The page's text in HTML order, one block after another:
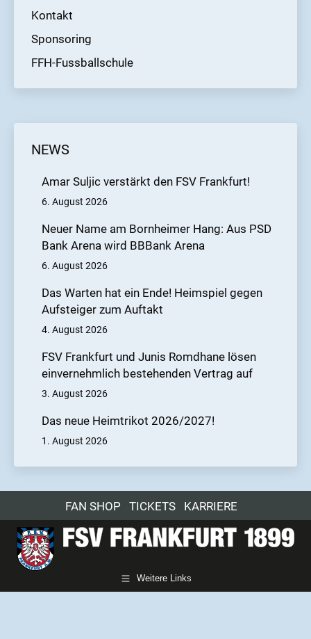
Kontakt
Sponsoring
FFH-Fussballschule
NEWS
Amar Suljic verstärkt den FSV Frankfurt!
6. August 2026
Neuer Name am Bornheimer Hang: Aus PSD
Bank Arena wird BBBank Arena
6. August 2026
Das Warten hat ein Ende! Heimspiel gegen
Aufsteiger zum Auftakt
4. August 2026
FSV Frankfurt und Junis Romdhane lösen
einvernehmlich bestehenden Vertrag auf
3. August 2026
Das neue Heimtrikot 2026/2027!
1. August 2026
FAN SHOP TICKETS KARRIERE
Weitere Links